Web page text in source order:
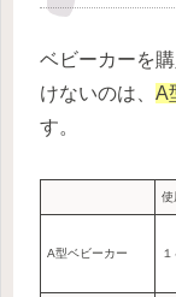
ベビーカーを
けないのは、 A
す。
使
A型ベビーカー